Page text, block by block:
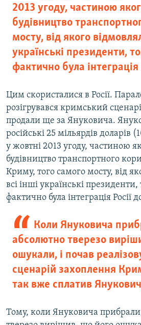
2013 угоду, частиною
будівництво
мосту, від якого
українські президенти,
фактично була
Цим скористалися в Росії.
розігрувався кримський
продали ще за Януковича.
російські 25 мільярдів доларів
у жовтні 2013 угоду, частиною
будівництво транспортного
Криму, того самого мосту, від
всі інші українські
фактично була інтеграція Росії
Коли Януковича
абсолютно тверезо
ошукали, і почав
сценарій захоплення
так вже сплатив
Тому, коли Януковича